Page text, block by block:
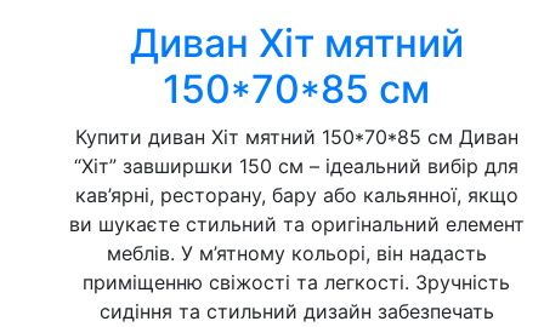
Диван Хіт мятний
150*70*85 см
Купити диван Хіт мятний 150*70*85 см Диван
“Хіт” завширшки 150 см – ідеальний вибір для
кав’ярні, ресторану, бару або кальянної, якщо
ви шукаєте стильний та оригінальний елемент
меблів. У м’ятному кольорі, він надасть
приміщенню свіжості та легкості. Зручність
сидіння та стильний дизайн забезпечать